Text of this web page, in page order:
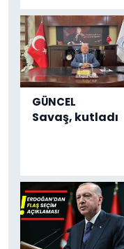
GÜNCEL
Savaş, kutladı